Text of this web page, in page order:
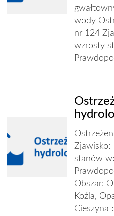
wody
nr 124
wzrosty
stanów
Obszar:
Koźla,
Cieszyna